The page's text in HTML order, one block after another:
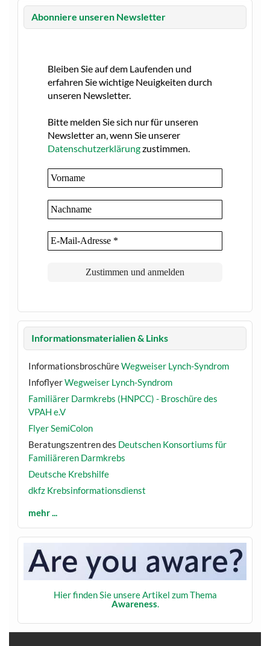
Abonniere unseren Newsletter
Bleiben Sie auf dem Laufenden und
erfahren Sie wichtige Neuigkeiten durch
unseren Newsletter.
Bitte melden Sie sich nur für unseren
Newsletter an, wenn Sie unserer
Datenschutzerklärungzustimmen.
Informationsmaterialien & Links
InformationsbroschüreWegweiser Lynch-Syndrom
InfoflyerWegweiser Lynch-Syndrom
Familiärer Darmkrebs (HNPCC) - Broschüre des
VPAH e.V
Flyer SemiColon
Beratungszentren des Deutschen Konsortiums für
Familiäreren Darmkrebs
Deutsche Krebshilfe
dkfz Krebsinformationsdienst
mehr ...
Hier finden Sie unsere Artikel zum Thema
Awareness.